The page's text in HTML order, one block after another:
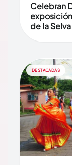
Celebran
de la Selva
DESTACADAS